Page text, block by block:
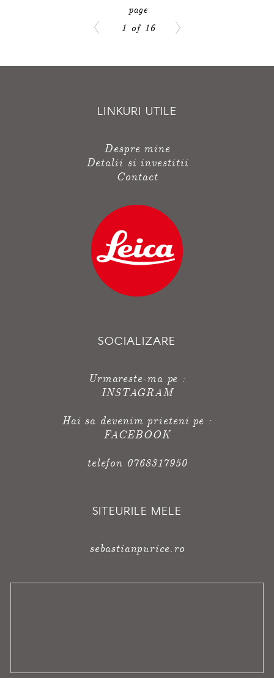
1 of 16
LINKURI UTILE
Despre mine
Detalii si investitii
Contact
SOCIALIZARE
Urmareste-ma pe :
INSTAGRAM
Hai sa devenim prieteni pe :
FACEBOOK
telefon 0768317950
SITEURILE MELE
sebastianpurice.ro